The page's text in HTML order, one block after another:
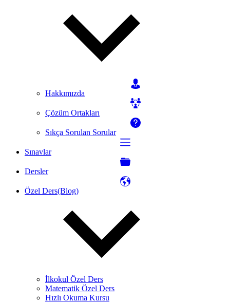
Hakkımızda
Çözüm Ortakları
Sıkça Sorulan Sorular
Sınavlar
Dersler
Özel Ders(Blog)
İlkokul Özel Ders
Matematik Özel Ders
Hızlı Okuma Kursu